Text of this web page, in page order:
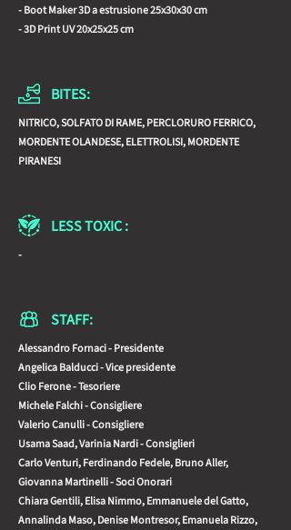
- Boot Maker 3D a estrusione 25x30x30 cm
- 3D Print UV 20x25x25 cm
BITES:
NITRICO, SOLFATO DI RAME, PERCLORURO FERRICO,
MORDENTE OLANDESE, ELETTROLISI, MORDENTE
PIRANESI
LESS TOXIC :
-
STAFF:
Alessandro Fornaci - Presidente
Angelica Balducci - Vice presidente
Clio Ferone - Tesoriere
Michele Falchi - Consigliere
Valerio Canulli - Consigliere
Usama Saad, Varinia Nardi - Consiglieri
Carlo Venturi, Ferdinando Fedele, Bruno Aller,
Giovanna Martinelli - Soci Onorari
Chiara Gentili, Elisa Nimmo, Emmanuele del Gatto,
Annalinda Maso, Denise Montresor, Emanuela Rizzo,